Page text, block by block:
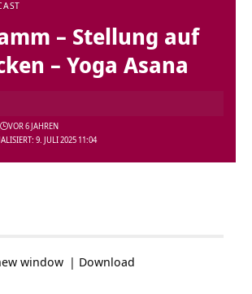
– Stellung auf
– Yoga Asana
9. JULI 2025 11:04
VOR 6 JAHREN
window | Download